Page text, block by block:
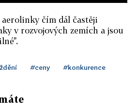
aerolinky čím dál častěji
v rozvojových zemích a jsou
#ceny #konkurence